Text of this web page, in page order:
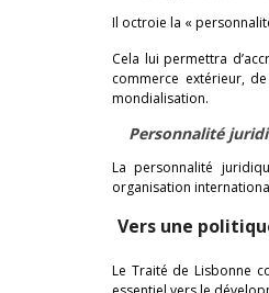
Il octroie la «
Cela lui permettra
commerce extérieur,
mondialisation.
Personnalité
La personnalité
organisation
Vers une
Le Traité de Lisbonne